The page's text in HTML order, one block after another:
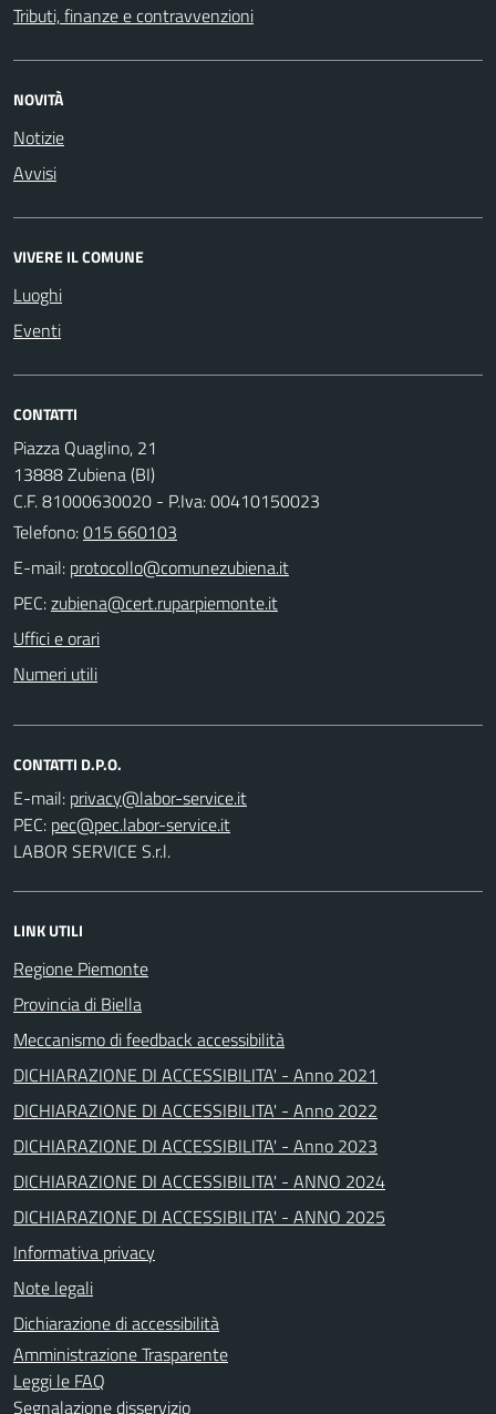
Tributi, finanze e contravvenzioni
NOVITÀ
Notizie
Avvisi
VIVERE IL COMUNE
Luoghi
Eventi
CONTATTI
Piazza Quaglino, 21
13888 Zubiena (BI)
C.F. 81000630020 - P.Iva: 00410150023
Telefono:015 660103
E-mail:
PEC:
Uffici e orari
Numeri utili
CONTATTI D.P.O.
E-mail:
PEC:
LABOR SERVICE S.r.l.
LINK UTILI
Regione Piemonte
Provincia di Biella
Meccanismo di feedback accessibilità
DICHIARAZIONE DI ACCESSIBILITA' - Anno 2021
DICHIARAZIONE DI ACCESSIBILITA' - Anno 2022
DICHIARAZIONE DI ACCESSIBILITA' - Anno 2023
DICHIARAZIONE DI ACCESSIBILITA' - ANNO 2024
DICHIARAZIONE DI ACCESSIBILITA' - ANNO 2025
Informativa privacy
Note legali
Dichiarazione di accessibilità
Amministrazione Trasparente
Leggi le FAQ
Segnalazione disservizio